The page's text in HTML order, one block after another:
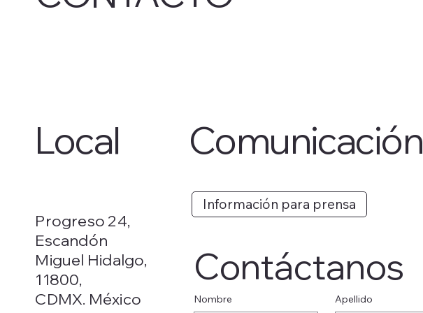
Progreso 24,
Escandón
Miguel Hidalgo,
11800,
CDMX. México
Información para prensa
Contáctanos
Nombre Apellido
Comunicación
Local